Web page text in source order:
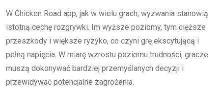
W Chicken Road app, jak w wielu grach, wyzwania stanowią
istotną cechę rozgrywki. Im wyższe poziomy, tym cięższe
przeszkody i większe ryzyko, co czyni grę ekscytującą i
pełną napięcia. W miarę wzrostu poziomu trudności, gracze
muszą dokonywać bardziej przemyślanych decyzji i
przewidywać potencjalne zagrożenia.